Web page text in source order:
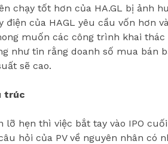
chạy tốt hơn của HA.GL bị ảnh
điện của HAGL yêu cầu vốn hơn
muốn các công trình khai
như tin rằng doanh số mua bán
sẽ cao.
trúc
lỡ hẹn thì việc bắt tay vào IPO
hỏi của PV về nguyên nhân có